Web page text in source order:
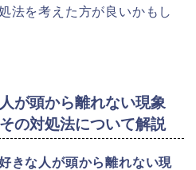
法を考えた方が良いかもし
が頭から離れない現象
の対処法について解説
きな人が頭から離れない現